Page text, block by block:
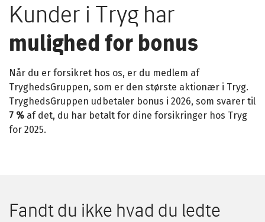
Kunder i Tryg har
mulighed for bonus
Når du er forsikret hos os, er du medlem af
TryghedsGruppen, som er den største aktionær i Tryg.
TryghedsGruppen udbetaler bonus i 2026, som svarer til
7 % af det, du har betalt for dine forsikringer hos Tryg
for 2025.
Fandt du ikke hvad du ledte